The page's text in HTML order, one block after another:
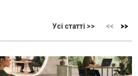
Усі статті >>